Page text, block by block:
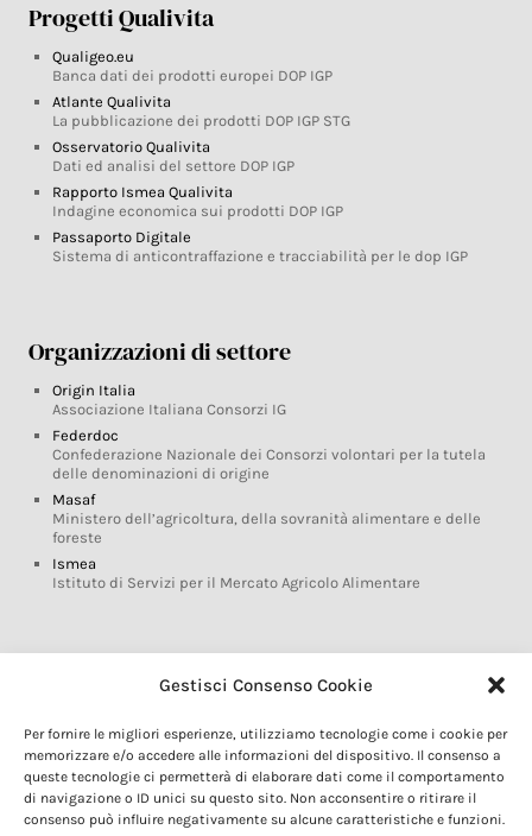
Gestisci Consenso Cookie
Per fornire le migliori esperienze, utilizziamo tecnologie come i cookie per
memorizzare e/o accedere alle informazioni del dispositivo. Il consenso a
queste tecnologie ci permetterà di elaborare dati come il comportamento
di navigazione o ID unici su questo sito. Non acconsentire o ritirare il
consenso può influire negativamente su alcune caratteristiche e funzioni.
Progetti Qualivita
Qualigeo.eu
Banca dati dei prodotti europei DOP IGP
Atlante Qualivita
La pubblicazione dei prodotti DOP IGP STG
Osservatorio Qualivita
Dati ed analisi del settore DOP IGP
Rapporto Ismea Qualivita
Indagine economica sui prodotti DOP IGP
Passaporto Digitale
Sistema di anticontraffazione e tracciabilità per le dop IGP
Organizzazioni di settore
Origin Italia
Associazione Italiana Consorzi IG
Federdoc
Confederazione Nazionale dei Consorzi volontari per la tutela
delle denominazioni di origine
Masaf
Ministero dell’agricoltura, della sovranità alimentare e delle
foreste
Ismea
Istituto di Servizi per il Mercato Agricolo Alimentare
Glossario DOP IGP
Marchi DOP IGP
Normativa prodotti DOP IGP
Consorzi di Tutela
Farm To Fork e prodotti DOP IGP